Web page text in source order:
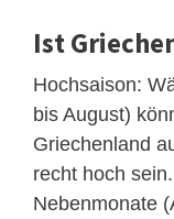
Ist
Hochsaison:
bis August)
Griechenland
recht hoch
Nebenmonate